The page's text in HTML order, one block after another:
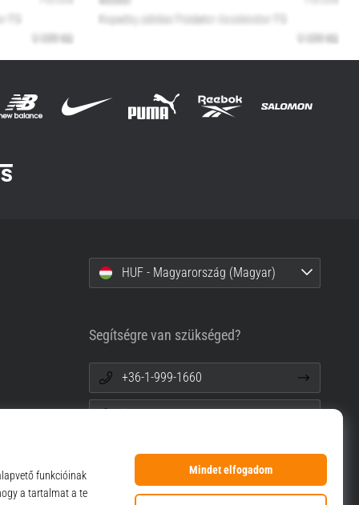
HUF - Magyarország (Magyar)
Segítségre van szükséged?
+36-1-999-1660
info@top4sport.hu